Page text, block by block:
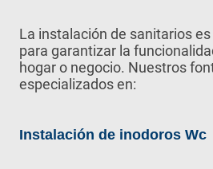
La instalación de sanitarios
para garantizar la
hogar o negocio. Nuestros
especializados en:
Instalación de inodoros Wc